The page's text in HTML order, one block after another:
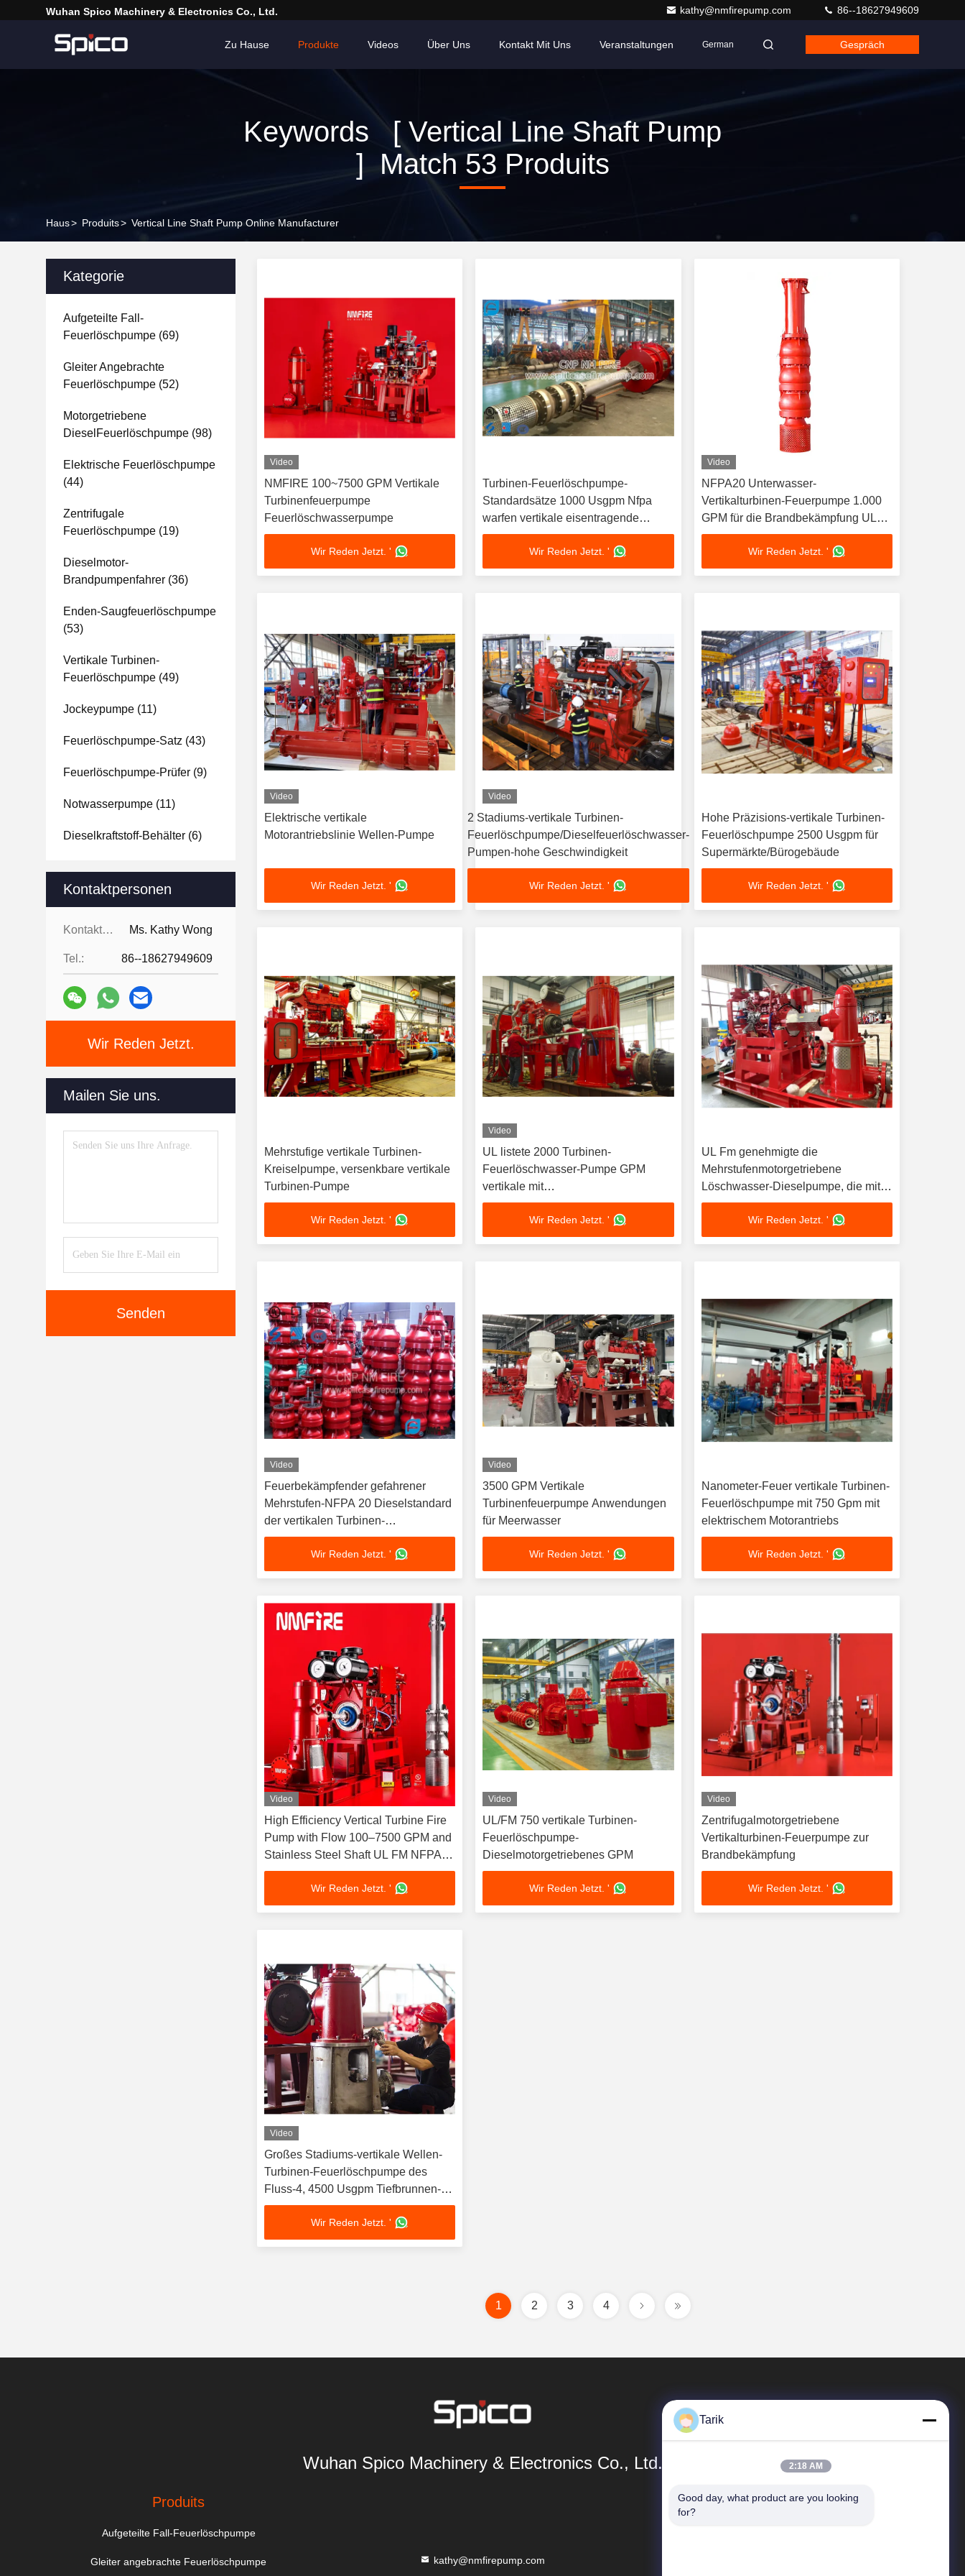
Wuhan Spico Machinery & Electronics Co., Ltd. kathy@nmfirepump.com 86--18627949609
Zu Hause Produkte Videos Über Uns Kontakt Mit Uns Veranstaltungen German Gespräch
Keywords [ Vertical Line Shaft Pump
] Match 53 Produits
Haus> Produits> Vertical Line Shaft Pump Online Manufacturer
Kategorie
Aufgeteilte Fall-
Feuerlöschpumpe (69)
Gleiter Angebrachte
Feuerlöschpumpe (52)
Motorgetriebene
DieselFeuerlöschpumpe (98)
Elektrische Feuerlöschpumpe
(44)
Zentrifugale
Feuerlöschpumpe (19)
Dieselmotor-
Brandpumpenfahrer (36)
Enden-Saugfeuerlöschpumpe
(53)
Vertikale Turbinen-
Feuerlöschpumpe (49)
Jockeypumpe (11)
Feuerlöschpumpe-Satz (43)
Feuerlöschpumpe-Prüfer (9)
Notwasserpumpe (11)
Dieselkraftstoff-Behälter (6)
Kontaktpersonen
Kontaktpersonen: Ms. Kathy Wong
Tel.: 86--18627949609
Wir Reden Jetzt.
Mailen Sie uns.
Senden
Video
NMFIRE 100~7500 GPM Vertikale
Turbinenfeuerpumpe
Feuerlöschwasserpumpe
Wir Reden Jetzt. '
Turbinen-Feuerlöschpumpe-
Standardsätze 1000 Usgpm Nfpa
warfen vertikale eisentragende
Wohnung
Wir Reden Jetzt. '
Video
NFPA20 Unterwasser-
Vertikalturbinen-Feuerpumpe 1.000
GPM für die Brandbekämpfung UL
Hersteller von vertikalen
TurbinenpumpenWir Reden Jetzt. '
Video
Elektrische vertikale
Motorantriebslinie Wellen-Pumpe
Wir Reden Jetzt. '
Video
2 Stadiums-vertikale Turbinen-
Feuerlöschpumpe/Dieselfeuerlöschwasser-
Pumpen-hohe Geschwindigkeit
Wir Reden Jetzt. '
Hohe Präzisions-vertikale Turbinen-
Feuerlöschpumpe 2500 Usgpm für
Supermärkte/Bürogebäude
Wir Reden Jetzt. '
Mehrstufige vertikale Turbinen-
Kreiselpumpe, versenkbare vertikale
Turbinen-Pumpe
Wir Reden Jetzt. '
Video
UL listete 2000 Turbinen-
Feuerlöschwasser-Pumpe GPM
vertikale mit
Dieselmotor/elektrischem
Motorantriebs auf
Wir Reden Jetzt. '
UL Fm genehmigte die
Mehrstufenmotorgetriebene
Löschwasser-Dieselpumpe, die mit
250 Usgpm eingestellt wurde
Wir Reden Jetzt. '
Video
Feuerbekämpfender gefahrener
Mehrstufen-NFPA 20 Dieselstandard
der vertikalen Turbinen-
Feuerlöschpumpe-
Wir Reden Jetzt. '
Video
3500 GPM Vertikale
Turbinenfeuerpumpe Anwendungen
für Meerwasser
Wir Reden Jetzt. '
Nanometer-Feuer vertikale Turbinen-
Feuerlöschpumpe mit 750 Gpm mit
elektrischem Motorantriebs
Wir Reden Jetzt. '
Video
High Efficiency Vertical Turbine Fire
Pump with Flow 100–7500 GPM and
Stainless Steel Shaft UL FM NFPA20
Standard
Wir Reden Jetzt. '
Video
UL/FM 750 vertikale Turbinen-
Feuerlöschpumpe-
Dieselmotorgetriebenes GPM
Wir Reden Jetzt. '
Video
Zentrifugalmotorgetriebene
Vertikalturbinen-Feuerpumpe zur
Brandbekämpfung
Wir Reden Jetzt. '
Video
Großes Stadiums-vertikale Wellen-
Turbinen-Feuerlöschpumpe des
Fluss-4, 4500 Usgpm Tiefbrunnen-
Pumpe
Wir Reden Jetzt. '
1 2 3 4
Wuhan Spico Machinery & Electronics Co., Ltd.
Produits
Aufgeteilte Fall-Feuerlöschpumpe
Gleiter angebrachte Feuerlöschpumpe kathy@nmfirepump.com
Schnelle Links
Tarik
2:18 AM
Good day, what product are you looking
for?